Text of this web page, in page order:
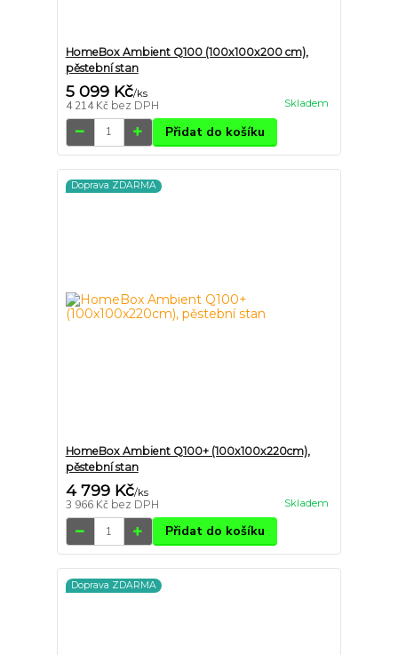
HomeBox Ambient Q100 (100x100x200 cm),
pěstební stan
5 099 Kč/ks
4 214 Kč bez DPH Skladem
Přidat do košíku
Doprava ZDARMA
HomeBox Ambient Q100+ (100x100x220cm),
pěstební stan
4 799 Kč/ks
3 966 Kč bez DPH Skladem
Přidat do košíku
Doprava ZDARMA